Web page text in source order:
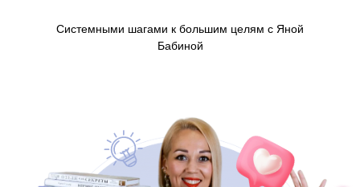
Системными шагами к большим целям с Яной
Бабиной